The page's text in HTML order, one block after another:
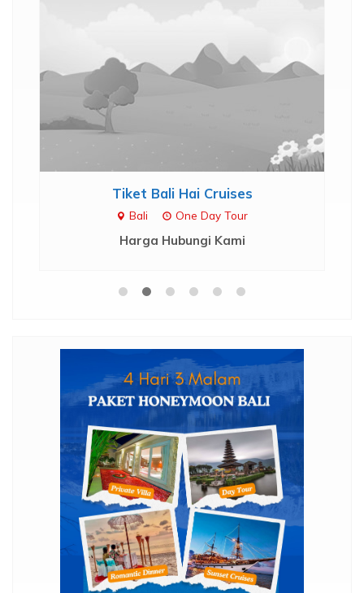
Tiket Bali Hai Cruises
Bali One Day Tour
Harga Hubungi Kami